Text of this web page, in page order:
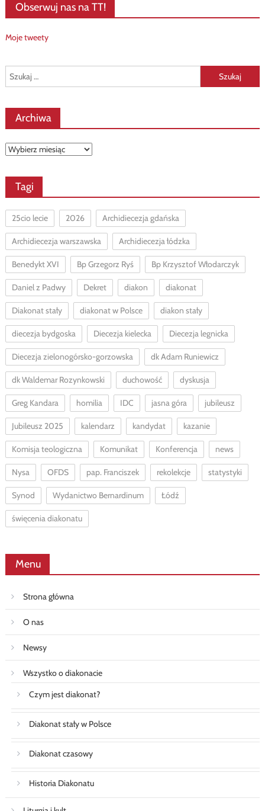
Obserwuj nas na TT!
Moje tweety
Szukaj:
Archiwa
Archiwa
Tagi
25cio lecie 2026 Archidiecezja gdańska
Archidiecezja warszawska Archidiecezja łódzka
Benedykt XVI Bp Grzegorz Ryś Bp Krzysztof Włodarczyk
Daniel z Padwy Dekret diakon diakonat
Diakonat stały diakonat w Polsce diakon stały
diecezja bydgoska Diecezja kielecka Diecezja legnicka
Diecezja zielonogórsko-gorzowska dk Adam Runiewicz
dk Waldemar Rozynkowski duchowość dyskusja
Greg Kandara homilia IDC jasna góra jubileusz
Jubileusz 2025 kalendarz kandydat kazanie
Komisja teologiczna Komunikat Konferencja news
Nysa OFDS pap. Franciszek rekolekcje statystyki
Synod Wydanictwo Bernardinum Łódź
święcenia diakonatu
Menu
Strona główna
O nas
Newsy
Wszystko o diakonacie
Czym jest diakonat?
Diakonat stały w Polsce
Diakonat czasowy
Historia Diakonatu